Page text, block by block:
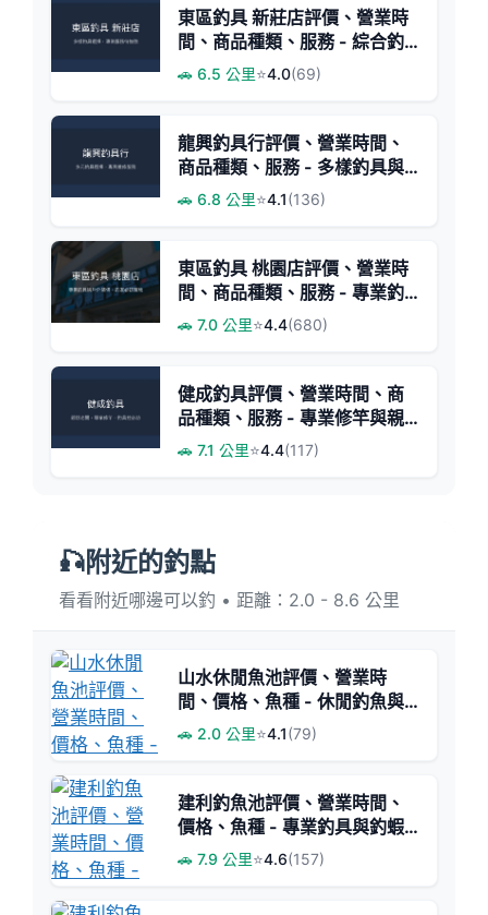
東區釣具 新莊店評價、營業時
間、商品種類、服務 - 綜合釣
具店
🚗 6.5 公里⭐4.0(69)
龍興釣具行評價、營業時間、
商品種類、服務 - 多樣釣具與
專業維修
🚗 6.8 公里⭐4.1(136)
東區釣具 桃園店評價、營業時
間、商品種類、服務 - 專業釣
具與戶外裝備一站購足
🚗 7.0 公里⭐4.4(680)
健成釣具評價、營業時間、商
品種類、服務 - 專業修竿與親
切服務
🚗 7.1 公里⭐4.4(117)
🎣附近的釣點
看看附近哪邊可以釣 • 距離：2.0 - 8.6 公里
山水休閒魚池評價、營業時
間、價格、魚種 - 休閒釣魚與
練技首選
🚗 2.0 公里⭐4.1(79)
建利釣魚池評價、營業時間、
價格、魚種 - 專業釣具與釣蝦
教學
🚗 7.9 公里⭐4.6(157)